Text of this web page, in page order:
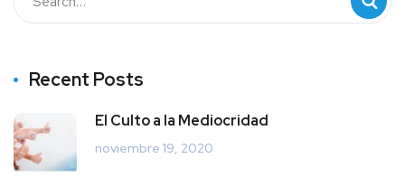
Recent Posts
El Culto a la Mediocridad
noviembre 19, 2020